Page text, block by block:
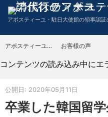
アポスティーユ申請代行センター お客様の声
コンテンツの読み込み中にエ
公開日: 2020年05月11日
卒業した韓国留